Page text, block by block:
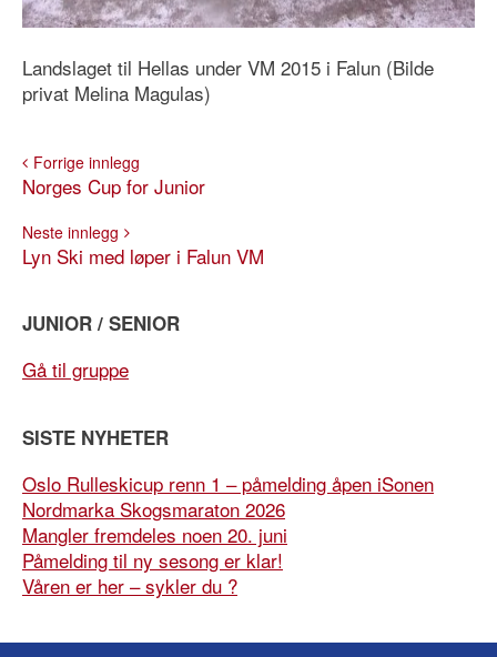
Landslaget til Hellas under VM 2015 i Falun (Bilde
privat Melina Magulas)
Forrige innlegg
Norges Cup for Junior
Neste innlegg
Lyn Ski med løper i Falun VM
JUNIOR / SENIOR
Gå til gruppe
SISTE NYHETER
Oslo Rulleskicup renn 1 – påmelding åpen iSonen
Nordmarka Skogsmaraton 2026
Mangler fremdeles noen 20. juni
Påmelding til ny sesong er klar!
Våren er her – sykler du ?